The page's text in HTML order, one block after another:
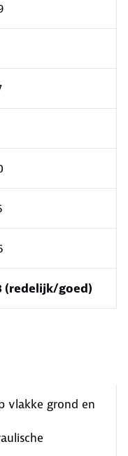
(redelijk/goed)
vlakke grond en